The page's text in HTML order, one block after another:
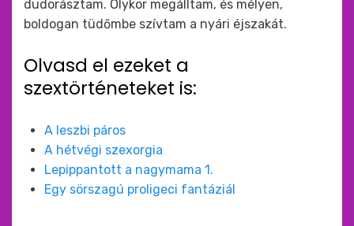
dudorásztam. Olykor megálltam, és mélyen,
boldogan tüdőmbe szívtam a nyári éjszakát.
Olvasd el ezeket a
szextörténeteket is:
A leszbi páros
A hétvégi szexorgia
Lepippantott a nagymama 1.
Egy sörszagú proligeci fantáziál